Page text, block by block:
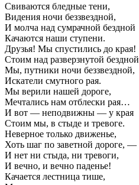
Свиваются бледные тени,
Видения ночи беззвездной,
И молча над сумрачной бездной
Качаются наши ступени.
Друзья! Мы спустились до края!
Стоим над разверзнутой бездной
Мы, путники ночи беззвездной,
Искатели смутного рая.
Мы верили нашей дороге,
Мечтались нам отблески рая…
И вот — неподвижны — у края
Стоим мы, в стыде и тревоге.
Неверное только движенье,
Хоть шаг по заветной дороге, —
И нет ни стыда, ни тревоги,
И вечно, и вечно паденье!
Качается лестница тише,